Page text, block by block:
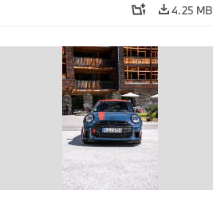
4.25 MB